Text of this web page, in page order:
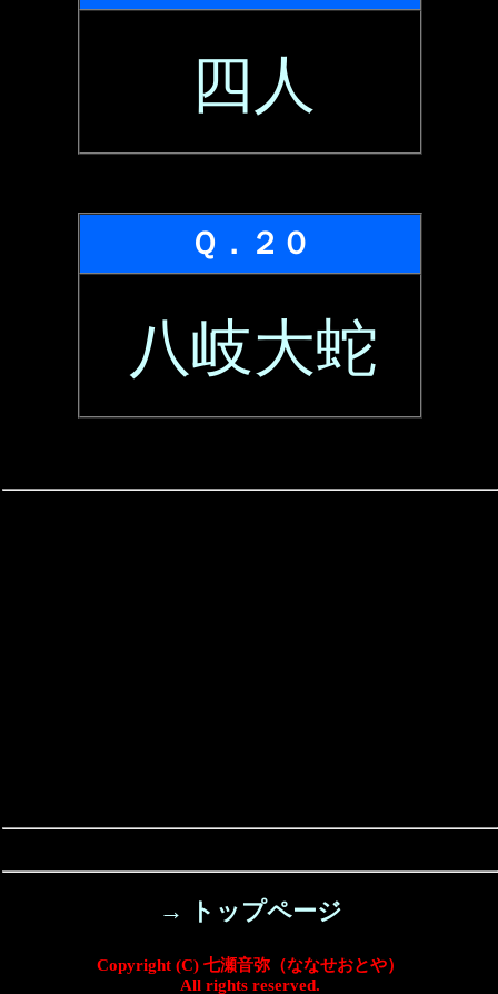
四人
Ｑ．２０
八岐大蛇
→ トップページ
Copyright (C) 七瀬音弥（ななせおとや）
All rights reserved.